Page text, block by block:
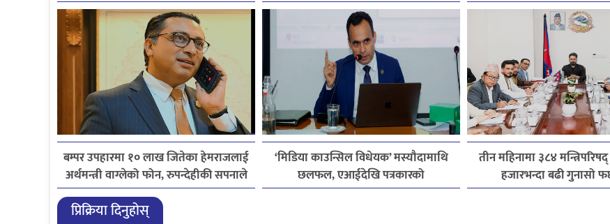
बम्पर उपहारमा १० लाख जितेका हेमराजलाई
अर्थमन्त्री वाग्लेको फोन, रुपन्देहीकी सपनाले
जितिन् एक लाख
‘मिडिया काउन्सिल विधेयक’ मस्यौदामाथि
छलफल, एआईदेखि पत्रकारको
लाइसेन्ससम्मका विषयमा सुझाव
तीन महिनामा ३८४
हजारभन्दा बढी गुनासो
प्रिक्रिया दिनुहोस्